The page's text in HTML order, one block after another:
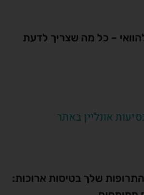
– כל מה שצריך לדעת
שלך בטיסות ארוכות: